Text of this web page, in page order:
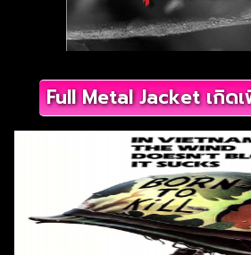
Full Metal Jacket เกิด